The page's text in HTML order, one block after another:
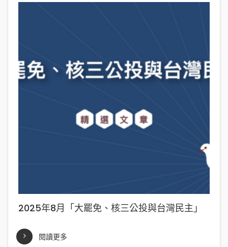
2025年8月「大罷免、核三公投與台灣民主」
閱讀更多